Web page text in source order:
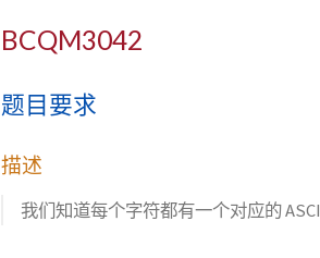
BCQM3042
题目要求
描述
我们知道每个字符都有一个对应的